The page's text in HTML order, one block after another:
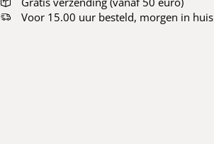
Voor 15.00 uur besteld, morgen in huis